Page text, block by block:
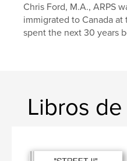
Chris Ford, M.A., ARPS
immigrated to Canada
spent the next 30 years
Libros